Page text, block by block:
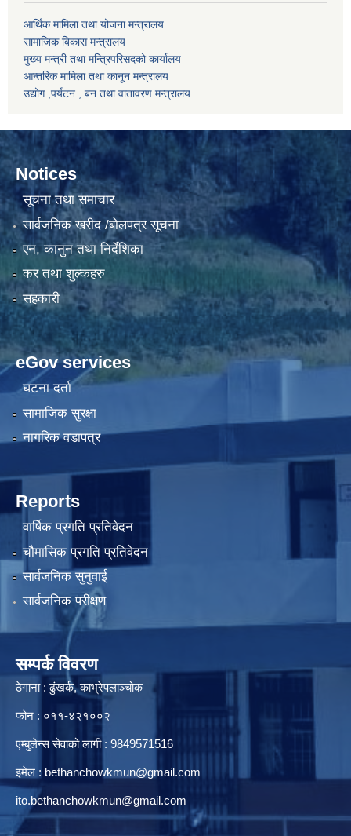
आर्थिक मामिला तथा योजना मन्त्रालय
सामाजिक बिकास मन्त्रालय
मुख्य मन्त्री तथा मन्त्रिपरिसदको कार्यालय
आन्तरिक मामिला तथा कानून मन्त्रालय
उद्योग ,पर्यटन , बन तथा वातावरण मन्त्रालय
Notices
सूचना तथा समाचार
सार्वजनिक खरीद /बोलपत्र सूचना
एन, कानुन तथा निर्देशिका
कर तथा शुल्कहरु
सहकारी
eGov services
घटना दर्ता
सामाजिक सुरक्षा
नागरिक वडापत्र
Reports
वार्षिक प्रगति प्रतिवेदन
चौमासिक प्रगति प्रतिवेदन
सार्वजनिक सुनुवाई
सार्वजनिक परीक्षण
सम्पर्क विवरण
ठेगाना : ढुंखर्क, काभ्रेपलाञ्चोक
फोन : ०११-४२१००२
एम्बुलेन्स सेवाको लागी : 9849571516
इमेल : bethanchowkmun@gmail.com
ito.bethanchowkmun@gmail.com